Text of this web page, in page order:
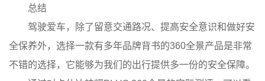
总结
驾驶爱车，除了留意交通路况、提高安全意识和做好安
全保养外，选择一款有多年品牌背书的360全景产品是非常
不错的选择，它能够为我们的出行提供多一份的安全保障。